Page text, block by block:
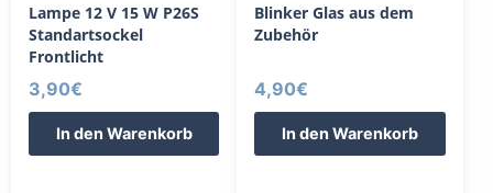
Lampe 12 V 15 W P26S
Standartsockel
Frontlicht
3,90€
In den Warenkorb
Blinker Glas aus dem
Zubehör
4,90€
In den Warenkorb